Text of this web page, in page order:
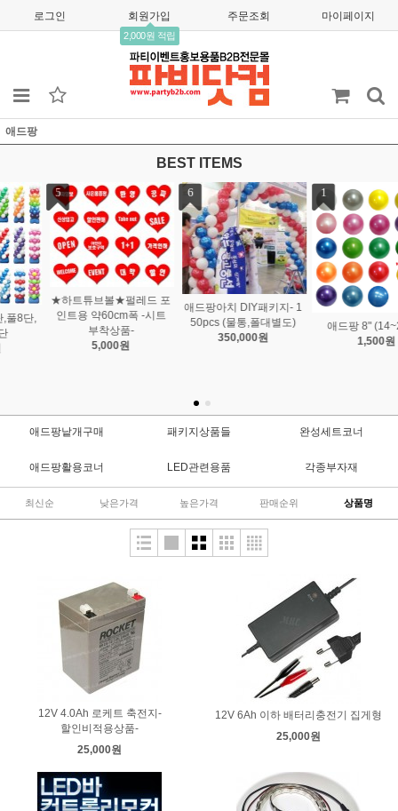
로그인 회원가입
2,000원 적립
주문조회 마이페이지
애드팡
BEST ITEMS
1
애드팡 8" (14~24cm)
2
고압 펌프 61cm
7,500원
3
★대박할인★ 애드팡 테
스트상품 ★마지막총50
애드팡낱개구매 패키지상품들 완성세트코너
애드팡활용코너 LED관련용품 각종부자재
최신순 낮은가격 높은가격 판매순위 상품명
12V 4.0Ah 로케트 축전지-
할인비적용상품-
25,000원
12V 6Ah 이하 배터리충전기 집게형
25,000원